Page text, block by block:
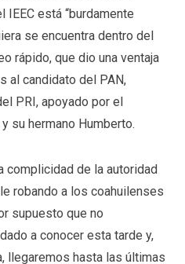
está “burdamente
se encuentra dentro del
rápido, que dio una ventaja
al candidato del PAN,
PRI, apoyado por el
su hermano Humberto.
complicidad de la autoridad
robando a los coahuilenses
supuesto que no
a conocer esta tarde y,
llegaremos hasta las últimas